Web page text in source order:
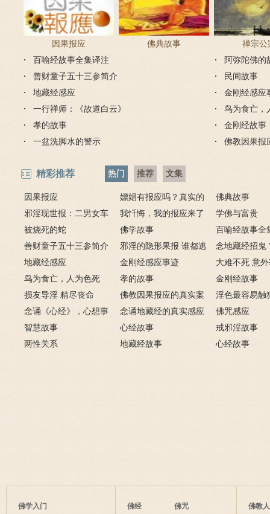
因果报应 佛典故事
禅宗公
百喻经故事全集译注
阿弥陀佛的
善财童子五十三参简介
民间故事
地藏经感应
金刚经感应
一行禅师：《故道白云》
鸟为食亡，
孝的故事
金刚经故事
一盆洗脚水的警示
佛教因果报
精彩推荐 热门 推荐 文集
因果报应
嫖娼有报应吗？真实的
嫖娼报应
佛典故事
邪淫现世报：二男女车
上纵欲酿车祸被烧死
我忏悔，我的报应来了
－淫人妻者，妻淫人
学佛与富贵
被烧死的蛇
佛学故事
百喻经故事全
善财童子五十三参简介
邪淫的隐形果报 谁都逃
不掉
念地藏经招鬼
地藏经的请进
地藏经感应 金刚经感应事迹
大难不死 意
致富的特异功
鸟为食亡，人为色死 孝的故事
金刚经故事
损友导淫 精尽丧命
佛教因果报应的真实案
例
淫色最容易触
淫欲心难清静
念诵《心经》，心想事
成
念诵地藏经的真实感应
六则
佛咒感应
智慧故事
心经故事
戒邪淫故事
两性关系
地藏经故事 心经故事
佛学入门
佛经
佛咒
佛教